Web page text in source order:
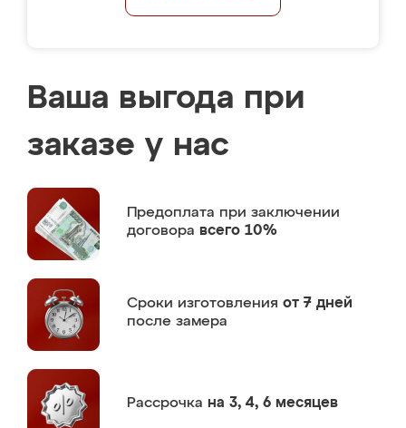
Ваша выгода при
заказе у нас
Предоплата при заключении
договора всего 10%
Сроки изготовления от 7 дней
после замера
Рассрочка на 3, 4, 6 месяцев